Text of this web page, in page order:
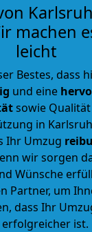
machen
leicht
Bestes, dass
und eine
sowie
in
Ihr Umzug
wir sorgen
Wünsche
Partner, um
dass Ihr
erfolgreicher ist.